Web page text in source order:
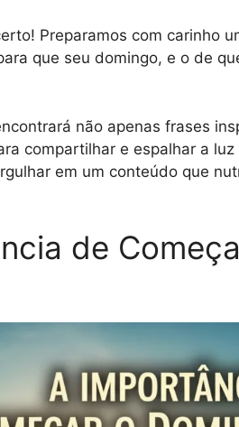
Preparamos com carinho
que seu domingo, e o de
não apenas frases
compartilhar e espalhar a
em um conteúdo que
de